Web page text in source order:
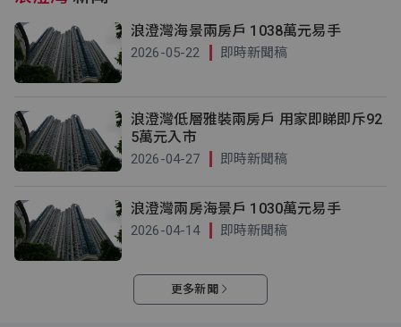
浪澄灣海景兩房戶 1038萬元易手
2026-05-22 即時新聞稿
浪澄灣低層雅裝兩房戶 用家即睇即斥92
5萬元入市
2026-04-27 即時新聞稿
浪澄灣兩房海景戶 1030萬元易手
2026-04-14 即時新聞稿
更多新聞